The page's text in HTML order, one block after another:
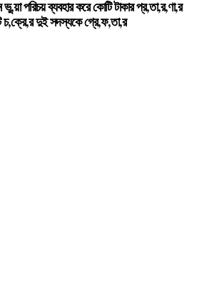
পরিচয় ব্যবহার করে কোটি টাকার প্র,তা,র,ণা,র
চ,ক্রে,র দুই সদস্যকে গ্রে,ফ,তা,র